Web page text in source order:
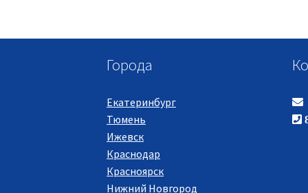
Города
Екатеринбург
Тюмень
Ижевск
Краснодар
Красноярск
Нижний Новгород